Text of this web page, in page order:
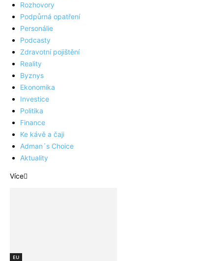
Rozhovory
Podpůrná opatření
Personálie
Podcasty
Zdravotní pojištění
Reality
Byznys
Ekonomika
Investice
Politika
Finance
Ke kávě a čaji
Adman´s Choice
Aktuality
Více
EU